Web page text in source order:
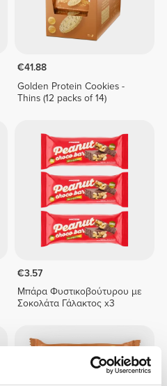
€41.88
Golden Protein Cookies -
Thins (12 packs of 14)
€3.57
Μπάρα Φυστικοβούτυρου με
Σοκολάτα Γάλακτος x3